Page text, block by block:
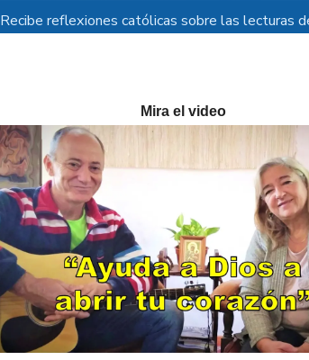
Recibe reflexiones católicas sobre las lecturas
Mira el video